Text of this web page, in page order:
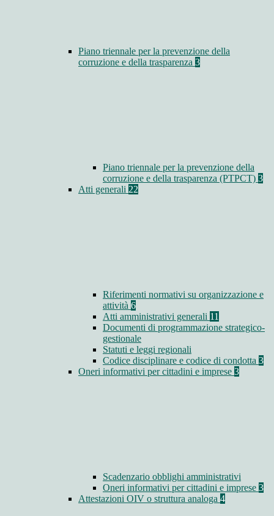
Piano triennale per la prevenzione della
corruzione e della trasparenza 3
Piano triennale per la prevenzione della
corruzione e della trasparenza (PTPCT) 3
Atti generali 22
Riferimenti normativi su organizzazione e
attività 6
Atti amministrativi generali 11
Documenti di programmazione strategico-
gestionale
Statuti e leggi regionali
Codice disciplinare e codice di condotta 3
Oneri informativi per cittadini e imprese 3
Scadenzario obblighi amministrativi
Oneri informativi per cittadini e imprese 3
Attestazioni OIV o struttura analoga 4